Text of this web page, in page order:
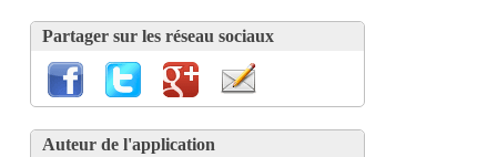
Partager sur les réseau sociaux
Auteur de l'application